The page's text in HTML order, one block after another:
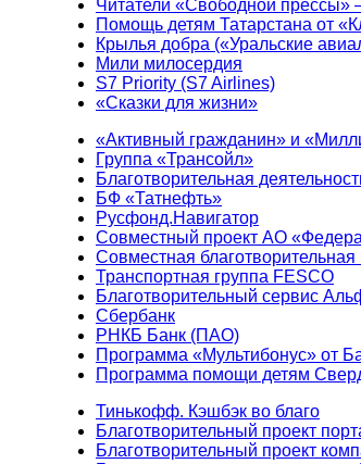
Читатели «Свободной прессы»
Помощь детям Татарстана от
Крылья добра («Уральские
Мили милосердия
S7 Priority (S7 Airlines)
«Сказки для жизни»
«Активный гражданин» и
Группа «Трансойл»
Благотворительная
БФ «Татнефть»
Русфонд.Навигатор
Совместный проект АО
Совместная
Транспортная группа FESCO
Благотворительный сервис
Сбербанк
РНКБ Банк (ПАО)
Программа «Мультибонус» от
Программа помощи детям
Тинькофф. Кэшбэк во благо
Благотворительный проект
Благотворительный проект